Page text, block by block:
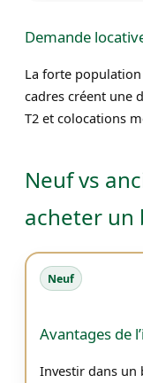
Demande
La forte
cadres créent une
T2 et colocations
Neuf vs
acheter un
Neuf
Avantages de
Investir dans un